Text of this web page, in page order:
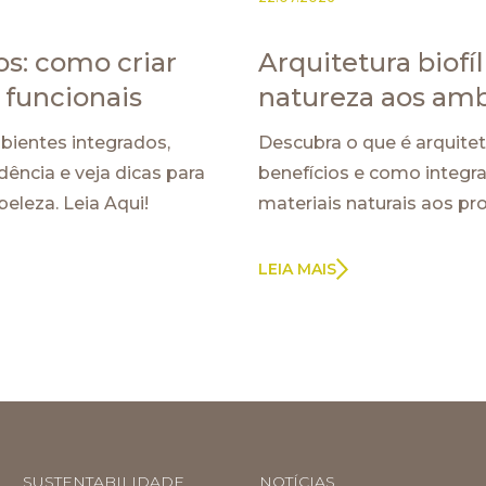
como criar
funcionais
integrados,
e veja dicas para
Leia Aqui!
Arquitetura
natureza aos
Descubra o que é
benefícios e como
materiais naturais aos
LEIA MAIS
SUSTENTABILIDADE NOTÍCIAS